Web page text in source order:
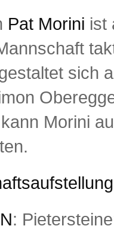
Pat Morini ist
sich
Morini
: